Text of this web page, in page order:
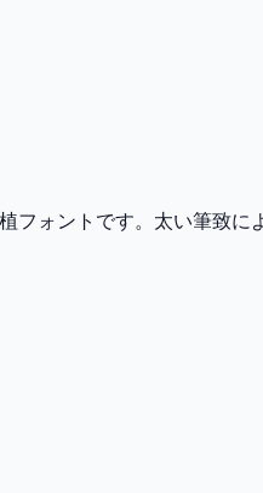
ォントです。太い筆致